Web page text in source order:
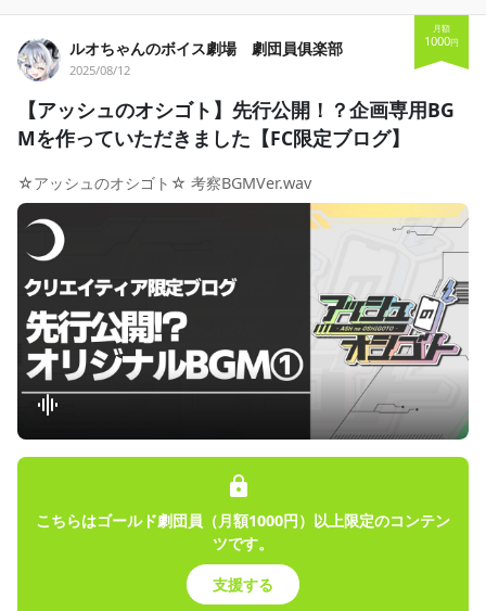
ルオちゃんのボイス劇場 劇団員俱楽部
2025/08/12
月額
1000円
【アッシュのオシゴト】先行公開！？企画専用BG
Mを作っていただきました【FC限定ブログ】
☆アッシュのオシゴト☆ 考察BGMVer.wav
こちらはゴールド劇団員（月額1000円）以上限定のコンテン
ツです。
支援する